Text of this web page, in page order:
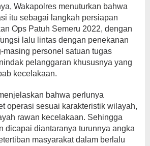
Wakapolres menuturkan bahwa
itu sebagai langkah persiapan
Ops Patuh Semeru 2022, dengan
lalu lintas dengan penekanan
masing personel satuan tugas
pelanggaran khususnya yang
kecelakaan.
bahwa perlunya
operasi sesuai karakteristik wilayah,
rawan kecelakaan. Sehingga
dicapai diantaranya turunnya angka
masyarakat dalam berlalu